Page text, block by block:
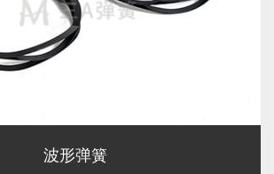
波形弹簧